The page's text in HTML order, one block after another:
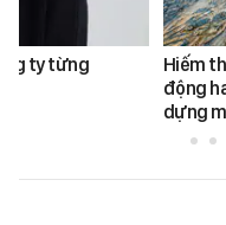
ty từng
Hiếm
động
dựng